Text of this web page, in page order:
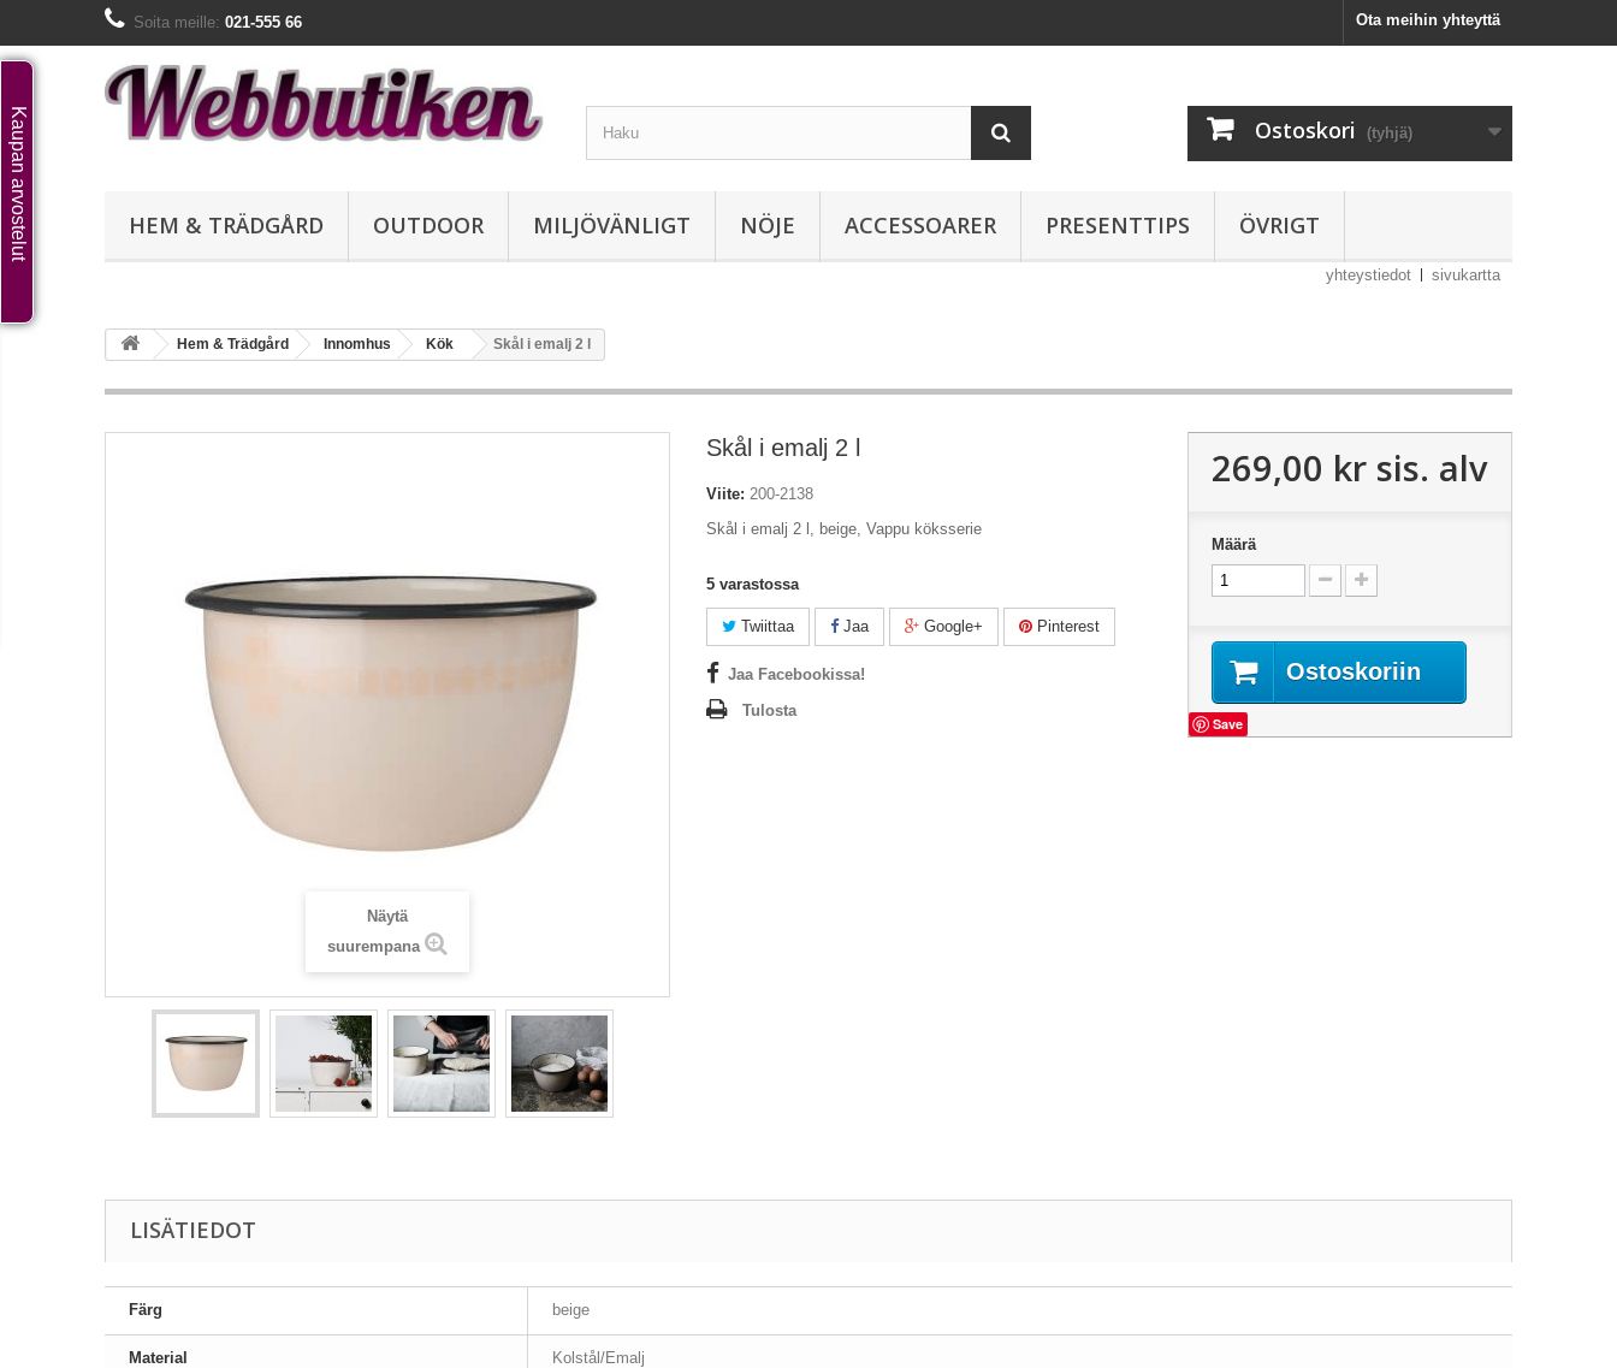
Ota meihin yhteyttä
Soita meille: 021-555 66
Ostoskori (tyhjä)
HEM & TRÄDGÅRD OUTDOOR MILJÖVÄNLIGT NÖJE ACCESSOARER PRESENTTIPS ÖVRIGT
yhteystiedot sivukartta
Hem & Trädgård Innomhus Kök Skål i emalj 2 l
Näytä
suurempana
Skål i emalj 2 l
Viite: 200-2138
Skål i emalj 2 l, beige, Vappu köksserie
5 varastossa
Twiittaa Jaa Google+ Pinterest
Jaa Facebookissa!
Tulosta
269,00 krsis. alv
Määrä
Ostoskoriin
Save
LISÄTIEDOT
Färg beige
Material Kolstål/Emalj
Kaupan arvostelut